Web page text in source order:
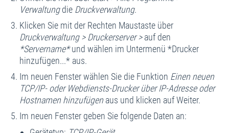
Verwaltungdie Druckverwaltung.
Klicken Sie mit der Rechten Maustaste über
Druckverwaltung > Druckerserver >auf den
*Servername*und wählen im Untermenü *Drucker
hinzufügen...* aus.
Im neuen Fenster wählen Sie die Funktion Einen neuen
TCP/IP- oder Webdiensts-Drucker über IP-Adresse oder
Hostnamen hinzufügenaus und klicken auf Weiter.
Im neuen Fenster geben Sie folgende Daten an: